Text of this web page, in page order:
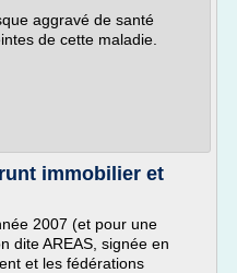
aggravé de santé
de cette maladie.
immobilier et
2007 (et pour une
dite AREAS, signée en
et les fédérations